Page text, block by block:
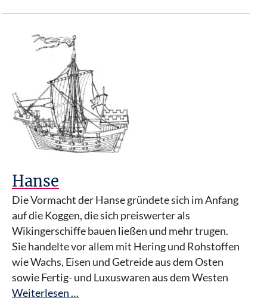
Hanse
Die Vormacht der Hanse gründete sich im Anfang
auf die Koggen, die sich preiswerter als
Wikingerschiffe bauen ließen und mehr trugen.
Sie handelte vor allem mit Hering und Rohstoffen
wie Wachs, Eisen und Getreide aus dem Osten
sowie Fertig- und Luxuswaren aus dem Westen
Weiterlesen …